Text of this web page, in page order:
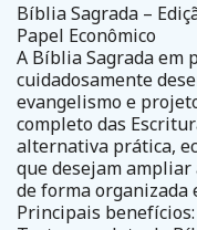
Bíblia Sagrada –
Papel Econômico
A Bíblia Sagrada em
cuidadosamente
evangelismo e
completo das
alternativa prática,
que desejam ampliar
de forma organizada
Principais benefícios: